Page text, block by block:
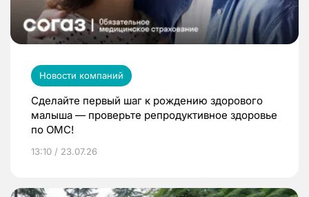
Новости компаний
Сделайте первый шаг к рождению здорового
малыша — проверьте репродуктивное здоровье
по ОМС!
13:10 / 23.07.26